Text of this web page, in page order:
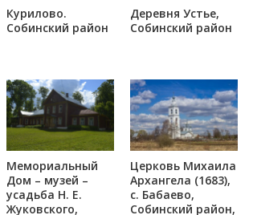
Курилово.
Собинский район
Деревня Устье,
Собинский район
Мемориальный
Дом – музей –
усадьба Н. Е.
Жуковского,
Церковь Михаила
Архангела (1683),
с. Бабаево,
Собинский район,